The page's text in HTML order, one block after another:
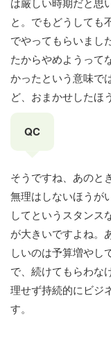
と。でもどうしても
でやってもらいまし
たからやめようって
かったという意味で
ど、おまかせしたほ
QC
そうですね、あのと
無理はしないほうが
してというスタンス
が大きいですよね。
しいのは予算増やし
で、続けてもらわな
理せず持続的にビジ
す。